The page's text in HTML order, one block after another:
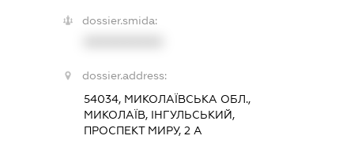
dossier.smida:
dossier.address:
54034, МИКОЛАЇВСЬКА ОБЛ.,
МИКОЛАЇВ, ІНГУЛЬСЬКИЙ,
ПРОСПЕКТ МИРУ, 2 А